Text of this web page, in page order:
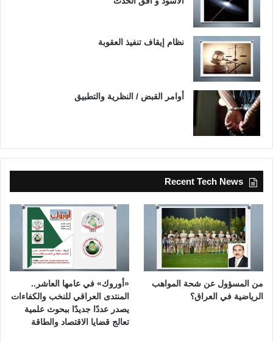
نظام إيقاف تنفيذ العقوبة
أوامر القبض / النظرية والتطبيق
Recent Tech News
من المسؤول عن شحة المواهب
الرياضية في العراق؟
«أوروك» في عامها العاشر..
المنتدى العراقي للنخب والكفاءات
يصدر عددًا جديدًا ببحوث علمية
تعالج قضايا الاقتصاد والطاقة